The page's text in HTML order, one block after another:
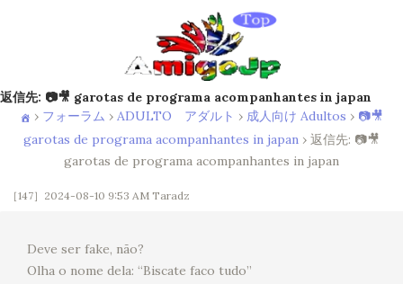
返信先: 📷🎥 garotas de programa acompanhantes in japan
› フォーラム › ADULTO アダルト › 成人向け Adultos › 📷🎥
garotas de programa acompanhantes in japan › 返信先: 📷🎥
garotas de programa acompanhantes in japan
［147］2024-08-10 9:53 AM Taradz
Deve ser fake, não?
Olha o nome dela: “Biscate faco tudo”